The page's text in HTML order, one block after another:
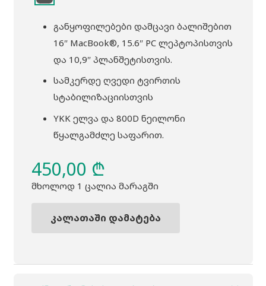
განყოფილებები დამცავი ბალიშებით
16″ MacBook®, 15.6″ PC ლეპტოპისთვის
და 10,9″ პლანშეტისთვის.
სამკერდე ღვედი ტვირთის
სტაბილიზაციისთვის
YKK ელვა და 800D ნეილონი
წყალგამძლე საფარით.
450,00 ₾
მხოლოდ 1 ცალია მარაგში
რაოდენობა:
კალათაში დამატება